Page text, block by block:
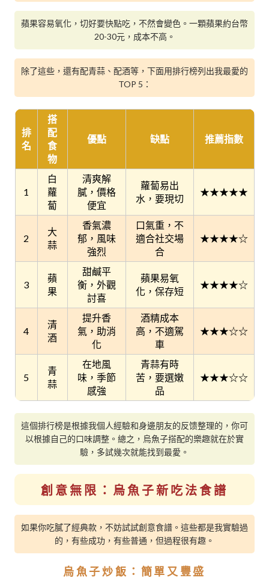
蘋果容易氧化，切好要快點吃，不然會變色。一顆蘋果約台幣
20-30元，成本不高。
除了這些，還有配青蒜、配酒等，下面用排行榜列出我最愛的
TOP 5：
排
名
搭
配
食
物
優點 缺點 推薦指數
1
白
蘿
蔔
清爽解
膩，價格
便宜
蘿蔔易出
水，要現切
★★★★★
2
大
蒜
香氣濃
郁，風味
強烈
口氣重，不
適合社交場
合
★★★★☆
3
蘋
果
甜鹹平
衡，外觀
討喜
蘋果易氧
化，保存短
★★★★☆
4
清
酒
提升香
氣，助消
化
酒精成本
高，不適駕
車
★★★☆☆
5
青
蒜
在地風
味，季節
感強
青蒜有時
苦，要選嫩
品
★★★☆☆
這個排行榜是根據我個人經驗和身邊朋友的反馈整理的，你可
以根據自己的口味調整。總之，烏魚子搭配的樂趣就在於實
驗，多試幾次就能找到最愛。
創意無限：烏魚子新吃法食譜
如果你吃膩了經典款，不妨試試創意食譜。這些都是我實驗過
的，有些成功，有些普通，但過程很有趣。
烏魚子炒飯：簡單又豐盛